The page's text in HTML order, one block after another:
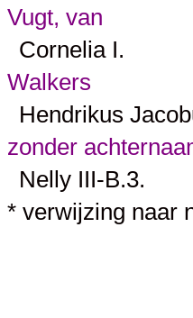
Vugt, van
Cornelia I.
Walkers
Hendrikus
zonder
Nelly III-B.3.
* verwijzing naar